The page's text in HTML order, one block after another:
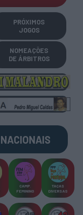
PRÓXIMOS
JOGOS
NOMEAÇÕES
DE ÁRBITROS
NACIONAIS
CAMP.
FEMININO
TAÇAS
DIVERSAS